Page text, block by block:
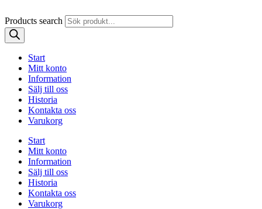
Products search
Start
Mitt konto
Information
Sälj till oss
Historia
Kontakta oss
Varukorg
Start
Mitt konto
Information
Sälj till oss
Historia
Kontakta oss
Varukorg